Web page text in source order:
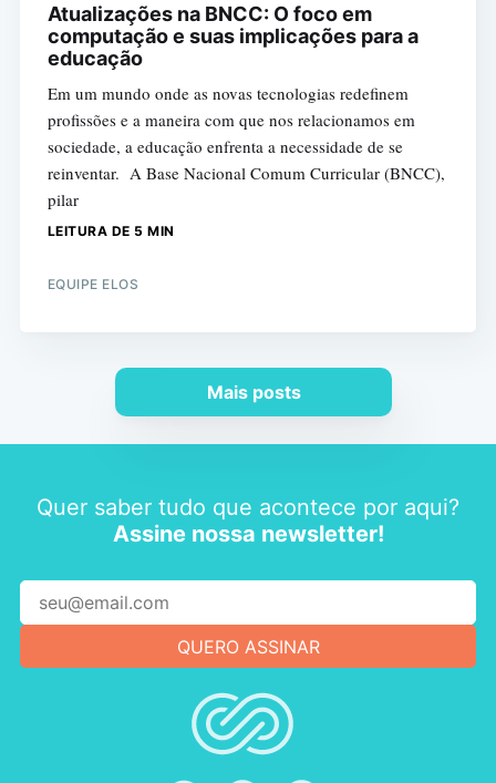
Atualizações na BNCC: O foco em
computação e suas implicações para a
educação
Em um mundo onde as novas tecnologias redefinem
profissões e a maneira com que nos relacionamos em
sociedade, a educação enfrenta a necessidade de se
reinventar. A Base Nacional Comum Curricular (BNCC),
pilar
LEITURA DE 5 MIN
EQUIPE ELOS
Mais posts
Quer saber tudo que acontece por aqui?
Assine nossa newsletter!